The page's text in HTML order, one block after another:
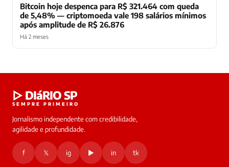
Bitcoin hoje despenca para R$ 321.464 com queda
de 5,48% — criptomoeda vale 198 salários mínimos
após amplitude de R$ 26.876
Há 2 meses
online
▷ DIáRIO SP
SEMPRE PRIMEIRO
Jornalismo independente com credibilidade,
agilidade e profundidade.
f 𝕏 ig ▶ in tk